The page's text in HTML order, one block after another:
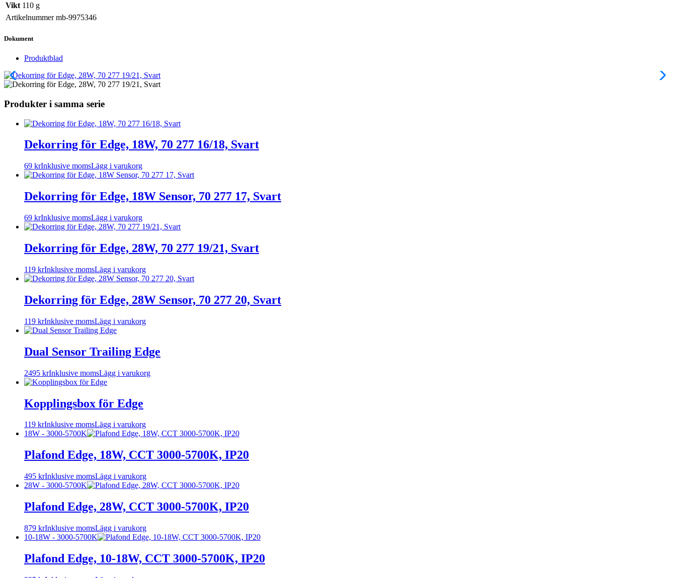
Vikt 110 g
Artikelnummer mb-9975346
Dokument
Produktblad
Produkter i samma serie
Dekorring för Edge, 18W, 70 277 16/18, Svart
69 krInklusive momsLägg i varukorg
Dekorring för Edge, 18W Sensor, 70 277 17, Svart
69 krInklusive momsLägg i varukorg
Dekorring för Edge, 28W, 70 277 19/21, Svart
119 krInklusive momsLägg i varukorg
Dekorring för Edge, 28W Sensor, 70 277 20, Svart
119 krInklusive momsLägg i varukorg
Dual Sensor Trailing Edge
2495 krInklusive momsLägg i varukorg
Kopplingsbox för Edge
119 krInklusive momsLägg i varukorg
18W - 3000-5700K
Plafond Edge, 18W, CCT 3000-5700K, IP20
495 krInklusive momsLägg i varukorg
28W - 3000-5700K
Plafond Edge, 28W, CCT 3000-5700K, IP20
879 krInklusive momsLägg i varukorg
10-18W - 3000-5700K
Plafond Edge, 10-18W, CCT 3000-5700K, IP20